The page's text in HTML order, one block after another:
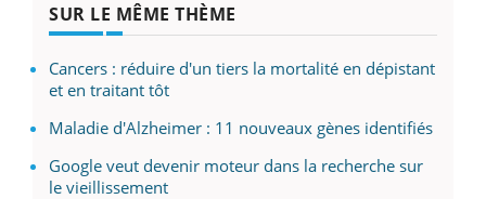
SUR LE MÊME THÈME
Cancers : réduire d'un tiers la mortalité en dépistant
et en traitant tôt
Maladie d'Alzheimer : 11 nouveaux gènes identifiés
Google veut devenir moteur dans la recherche sur
le vieillissement